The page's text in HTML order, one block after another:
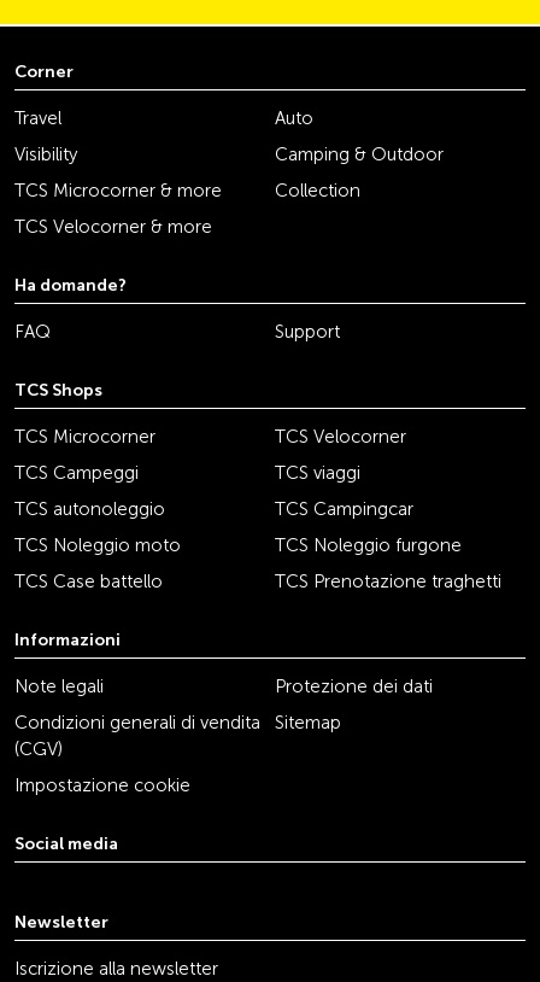
Corner
Travel
Auto
Visibility
Camping & Outdoor
TCS Microcorner & more
Collection
TCS Velocorner & more
Ha domande?
FAQ Support
TCS Shops
TCS Microcorner
TCS Velocorner
TCS Campeggi
TCS viaggi
TCS autonoleggio
TCS Campingcar
TCS Noleggio moto
TCS Noleggio furgone
TCS Case battello
TCS Prenotazione traghetti
Informazioni
Note legali
Protezione dei dati
Condizioni generali di vendita
(CGV)
Sitemap
Impostazione cookie
Social media
Newsletter
Iscrizione alla newsletter